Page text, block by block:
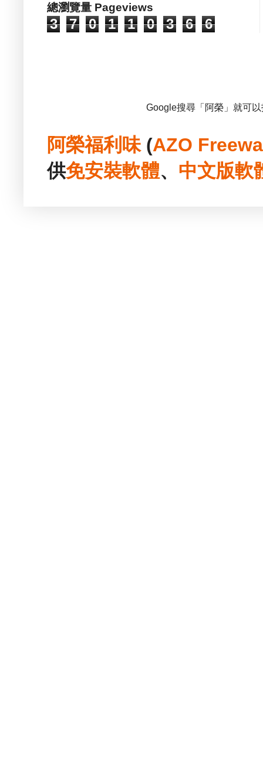
總瀏覽量 Pageviews
3 7 0 1 1 0 3 6 6
Google搜尋「阿榮」就可
阿榮福利味(AZO
供免安裝軟體、 中文版軟